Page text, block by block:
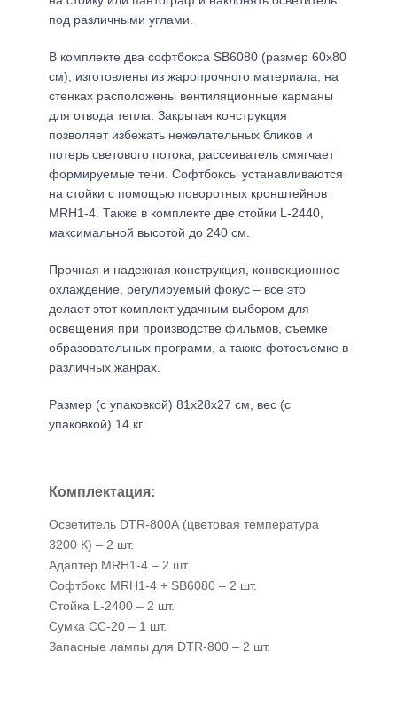
под различными углами.
В комплекте два софтбокса SB6080 (размер 60х80
см), изготовлены из жаропрочного материала, на
стенках расположены вентиляционные карманы
для отвода тепла. Закрытая конструкция
позволяет избежать нежелательных бликов и
потерь светового потока, рассеиватель смягчает
формируемые тени. Софтбоксы устанавливаются
на стойки с помощью поворотных кронштейнов
MRH1-4. Также в комплекте две стойки L-2440,
максимальной высотой до 240 см.
Прочная и надежная конструкция, конвекционное
охлаждение, регулируемый фокус – все это
делает этот комплект удачным выбором для
освещения при производстве фильмов, съемке
образовательных программ, а также фотосъемке в
различных жанрах.
Размер (с упаковкой) 81х28х27 см, вес (с
упаковкой) 14 кг.
Комплектация:
Осветитель DTR-800А (цветовая температура
3200 К) – 2 шт.
Адаптер MRH1-4 – 2 шт.
Софтбокс MRH1-4 + SB6080 – 2 шт.
Стойка L-2400 – 2 шт.
Сумка CC-20 – 1 шт.
Запасные лампы для DTR-800 – 2 шт.